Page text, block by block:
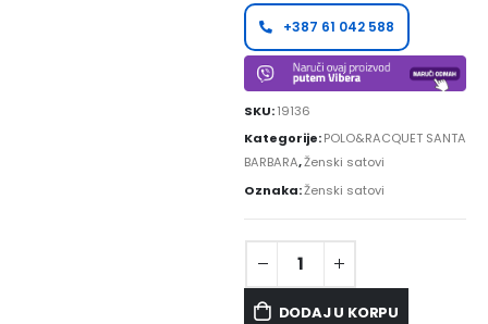
+387 61 042 588
SKU:19136
Kategorije:POLO&RACQUET SANTA
BARBARA,Ženski satovi
Oznaka:Ženski satovi
DODAJ U KORPU